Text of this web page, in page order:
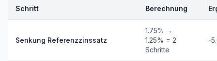
Schritt Berechnung
Senkung Referenzzinssatz
1.75% →
1.25% = 2
Schritte
-